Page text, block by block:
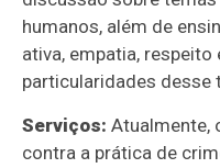
humanos, além de
ativa, empatia,
particularidades desse
Serviços:Atualmente,
contra a prática de